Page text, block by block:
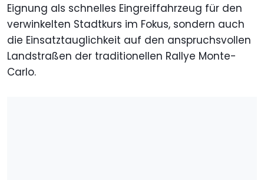
Eignung als schnelles Eingreiffahrzeug für den
verwinkelten Stadtkurs im Fokus, sondern auch
die Einsatztauglichkeit auf den anspruchsvollen
Landstraßen der traditionellen Rallye Monte-
Carlo.